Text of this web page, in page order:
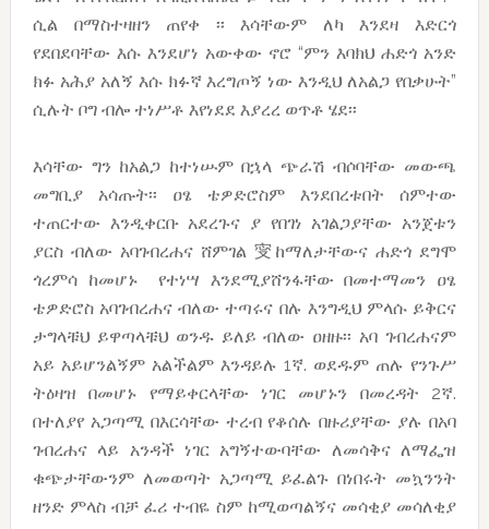
ሲል በማስተዛዘን ጠየቀ ፡፡ እሳቸውም ለካ እንደዛ እድርጎ
የደበደባቸው እሱ እንደሆነ አውቀው ኖሮ “ምን እባክህ ሐድጎ አንድ
ክፉ አሕያ አለኝ እሱ ክፉኛ እረግጦኝ ነው እንዲህ ለአልጋ የበቃሁት”
ሲሉት ቦግ ብሎ ተነሥቶ እየነደደ እያረረ ወጥቶ ሄደ፡፡
እሳቸው ግን ከአልጋ ከተነሡም በኋላ ጭራሽ ብሶባቸው መውጫ
መግቢያ አሳጡት፡፡ ዐፄ ቴዎድሮስም እንደበረቱበት ሰምተው
ተጠርተው እንዲቀርቡ አደረጉና ያ የበገነ አገልጋያቸው አንጀቱን
ያርስ ብለው አባገብረሐና ሸምገል 㝕ከማለታቸውና ሐድጎ ደግሞ
ጎረምሳ ከመሆኑ የተነሣ እንደሚያሸንፋቸው በመተማመን ዐፄ
ቴዎድሮስ አባገብረሐና ብለው ተጣሩና በሉ እንግዲህ ምላሱ ይቅርና
ታግላቹህ ይዋጣላቹህ ወንዱ ይለይ ብለው ዐዘዙ፡፡ አባ ገብረሐናም
አይ አይሆንልኝም አልችልም እንዳይሉ 1ኛ. ወደዱም ጠሉ የንጉሥ
ትዕዛዝ በመሆኑ የማይቀርላቸው ነገር መሆኑን በመረዳት 2ኛ.
በተለያየ አጋጣሚ በእርሳቸው ተረብ የቆሰሉ በዙሪያቸው ያሉ በአባ
ገብረሐና ላይ አንዳች ነገር አግኝተውባቸው ለመሳቅና ለማፌዝ
ቁጭታቸውንም ለመወጣት አጋጣሚ ይፈልጉ በነበሩት መኳንንት
ዘንድ ምላስ ብቻ ፈሪ ተብዬ ስም ከሚወጣልኝና መሳቂያ መሳለቂያ